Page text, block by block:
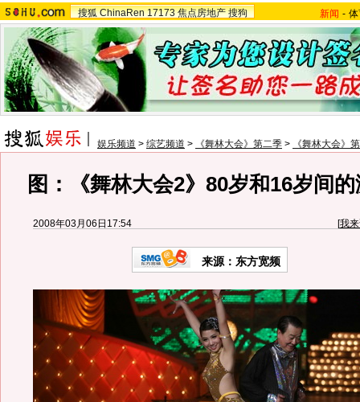
搜狐 ChinaRen 17173 焦点房地产 搜狗 新闻 -
娱乐频道 > 综艺频道 > 《舞林大会》第二季 > 《舞林大会》
图：《舞林大会2》80岁和16岁间
2008年03月06日17:54 [我
来源：东方宽频